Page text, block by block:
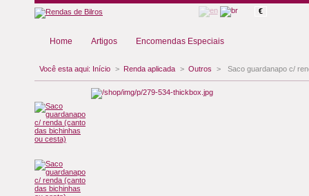
€
Home Artigos Encomendas Especiais
Você esta aqui: Início > Renda aplicada > Outros > Saco guardanapo c/